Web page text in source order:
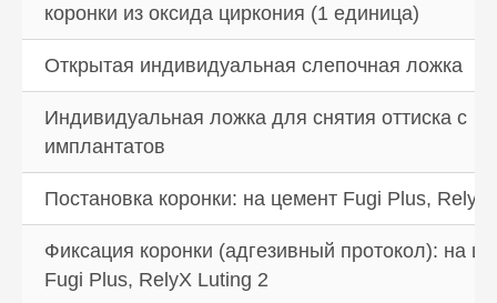
коронки из оксида циркония (1 единица)
Открытая индивидуальная слепочная ложка
Индивидуальная ложка для снятия оттиска с
имплантатов
Постановка коронки: на цемент Fugi Plus, RelyX
Фиксация коронки (адгезивный протокол): на
Fugi Plus, RelyX Luting 2
Вся информация на сайте носит
ознакомительный характер
ОГРН 5167746377563
ИНН 9729041467
© 2026 «АРМ Клиник»
Политика обработки персональных
данных
by Ergart